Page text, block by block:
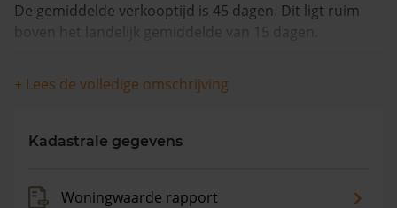
De gemiddelde verkooptijd is 45 dagen. Dit ligt ruim
boven het landelijk gemiddelde van 15 dagen.
De gemiddelde huizenprijs is €512.800. De gemiddelde
vraagprijs is €512.800. In de afgelopen 12 maanden is
+ Lees de volledige omschrijving
Kadastrale gegevens
Woningwaarde rapport